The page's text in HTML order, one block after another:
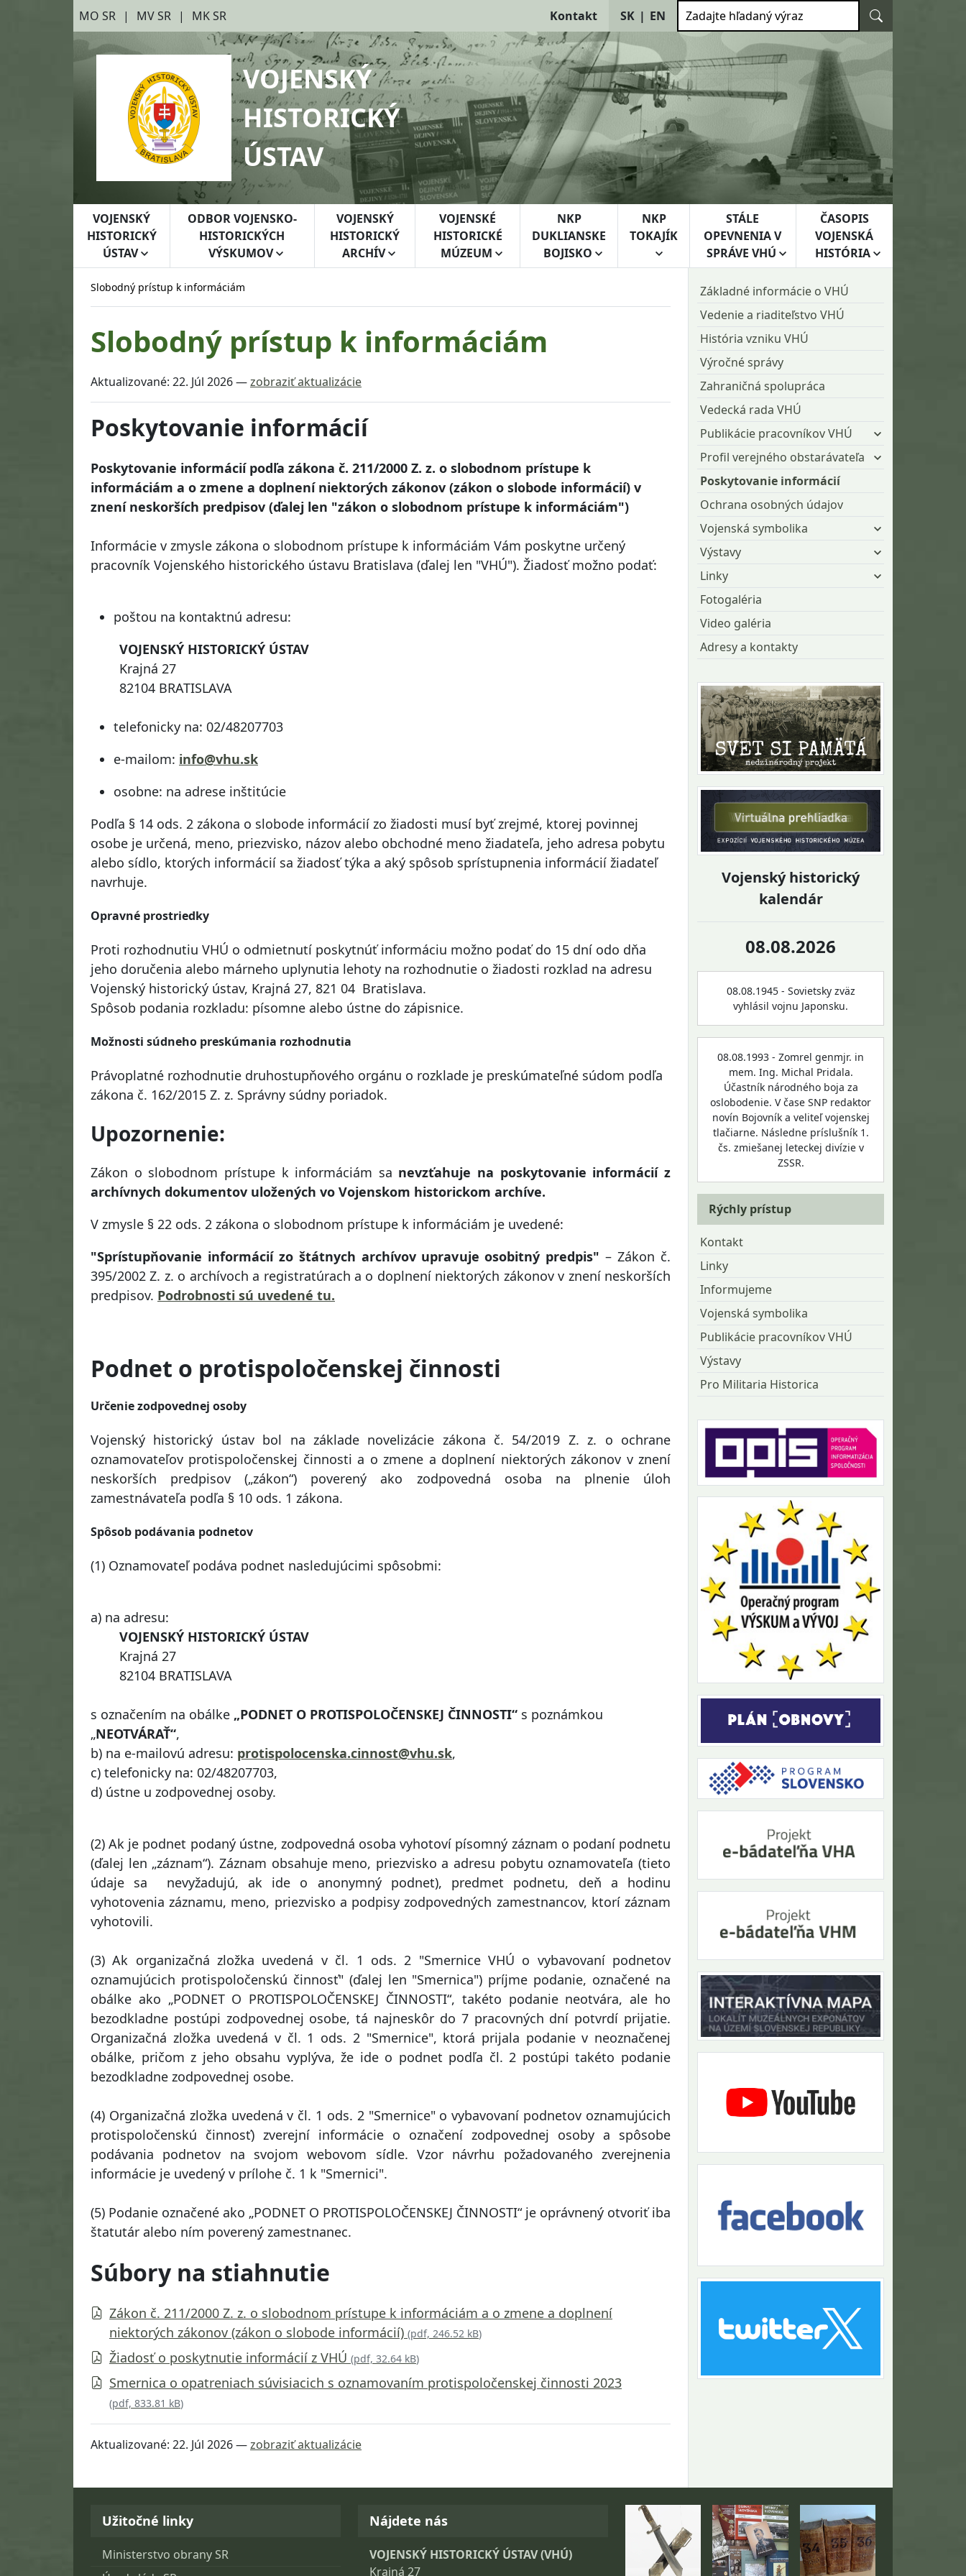
Preskočiť na hlavný obsah
Preskočiť na bočnú lištu
MO SR MV SR MK SR Kontakt SK EN Zadajte hľadaný výraz Vyhľadať
VOJENSKÝ
HISTORICKÝ
ÚSTAV
VOJENSKÝ
HISTORICKÝ
ÚSTAV
ODBOR VOJENSKO-
HISTORICKÝCH
VÝSKUMOV
VOJENSKÝ
HISTORICKÝ
ARCHÍV
VOJENSKÉ
HISTORICKÉ
MÚZEUM
NKP
DUKLIANSKE
BOJISKO
NKP
TOKAJÍK
STÁLE
OPEVNENIA V
SPRÁVE VHÚ
ČASOPIS
VOJENSKÁ
HISTÓRIA
Slobodný prístup k informáciám
Slobodný prístup k informáciám
Aktualizované: 22. Júl 2026—zobraziť aktualizácie
Poskytovanie informácií
Poskytovanie informácií podľa zákona č. 211/2000 Z. z. o slobodnom prístupe k
informáciám a o zmene a doplnení niektorých zákonov (zákon o slobode informácií) v
znení neskorších predpisov (ďalej len "zákon o slobodnom prístupe k informáciám")
Informácie v zmysle zákona o slobodnom prístupe k informáciám Vám poskytne určený
pracovník Vojenského historického ústavu Bratislava (ďalej len "VHÚ"). Žiadosť možno podať:
poštou na kontaktnú adresu:
VOJENSKÝ HISTORICKÝ ÚSTAV
Krajná 27
82104 BRATISLAVA
telefonicky na: 02/48207703
e-mailom: info@vhu.sk
osobne: na adrese inštitúcie
Podľa § 14 ods. 2 zákona o slobode informácií zo žiadosti musí byť zrejmé, ktorej povinnej
osobe je určená, meno, priezvisko, názov alebo obchodné meno žiadateľa, jeho adresa pobytu
alebo sídlo, ktorých informácií sa žiadosť týka a aký spôsob sprístupnenia informácií žiadateľ
navrhuje.
Opravné prostriedky
Proti rozhodnutiu VHÚ o odmietnutí poskytnúť informáciu možno podať do 15 dní odo dňa
jeho doručenia alebo márneho uplynutia lehoty na rozhodnutie o žiadosti rozklad na adresu
Vojenský historický ústav, Krajná 27, 821 04 Bratislava.
Spôsob podania rozkladu: písomne alebo ústne do zápisnice.
Možnosti súdneho preskúmania rozhodnutia
Právoplatné rozhodnutie druhostupňového orgánu o rozklade je preskúmateľné súdom podľa
zákona č. 162/2015 Z. z. Správny súdny poriadok.
Upozornenie:
Zákon o slobodnom prístupe k informáciám sa nevzťahuje na poskytovanie informácií z
archívnych dokumentov uložených vo Vojenskom historickom archíve.
V zmysle § 22 ods. 2 zákona o slobodnom prístupe k informáciám je uvedené:
"Sprístupňovanie informácií zo štátnych archívov upravuje osobitný predpis" – Zákon č.
395/2002 Z. z. o archívoch a registratúrach a o doplnení niektorých zákonov v znení neskorších
predpisov. Podrobnosti sú uvedené tu.
Podnet o protispoločenskej činnosti
Určenie zodpovednej osoby
Vojenský historický ústav bol na základe novelizácie zákona č. 54/2019 Z. z. o ochrane
oznamovateľov protispoločenskej činnosti a o zmene a doplnení niektorých zákonov v znení
neskorších predpisov („zákon“) poverený ako zodpovedná osoba na plnenie úloh
zamestnávateľa podľa § 10 ods. 1 zákona.
Spôsob podávania podnetov
(1) Oznamovateľ podáva podnet nasledujúcimi spôsobmi:
a) na adresu:
VOJENSKÝ HISTORICKÝ ÚSTAV
Krajná 27
82104 BRATISLAVA
s označením na obálke „PODNET O PROTISPOLOČENSKEJ ČINNOSTI“ s poznámkou
„NEOTVÁRAŤ“,
b) na e-mailovú adresu: protispolocenska.cinnost@vhu.sk,
c) telefonicky na: 02/48207703,
d) ústne u zodpovednej osoby.
(2) Ak je podnet podaný ústne, zodpovedná osoba vyhotoví písomný záznam o podaní podnetu
(ďalej len „záznam“). Záznam obsahuje meno, priezvisko a adresu pobytu oznamovateľa (tieto
údaje sa nevyžadujú, ak ide o anonymný podnet), predmet podnetu, deň a hodinu
vyhotovenia záznamu, meno, priezvisko a podpisy zodpovedných zamestnancov, ktorí záznam
vyhotovili.
(3) Ak organizačná zložka uvedená v čl. 1 ods. 2 "Smernice VHÚ o vybavovaní podnetov
oznamujúcich protispoločenskú činnosť" (ďalej len "Smernica") príjme podanie, označené na
obálke ako „PODNET O PROTISPOLOČENSKEJ ČINNOSTI“, takéto podanie neotvára, ale ho
bezodkladne postúpi zodpovednej osobe, tá najneskôr do 7 pracovných dní potvrdí prijatie.
Organizačná zložka uvedená v čl. 1 ods. 2 "Smernice", ktorá prijala podanie v neoznačenej
obálke, pričom z jeho obsahu vyplýva, že ide o podnet podľa čl. 2 postúpi takéto podanie
bezodkladne zodpovednej osobe.
(4) Organizačná zložka uvedená v čl. 1 ods. 2 "Smernice" o vybavovaní podnetov oznamujúcich
protispoločenskú činnosť) zverejní informácie o označení zodpovednej osoby a spôsobe
podávania podnetov na svojom webovom sídle. Vzor návrhu požadovaného zverejnenia
informácie je uvedený v prílohe č. 1 k "Smernici".
(5) Podanie označené ako „PODNET O PROTISPOLOČENSKEJ ČINNOSTI“ je oprávnený otvoriť iba
štatutár alebo ním poverený zamestnanec.
Súbory na stiahnutie
Zákon č. 211/2000 Z. z. o slobodnom prístupe k informáciám a o zmene a doplnení
niektorých zákonov (zákon o slobode informácií) (pdf, 246.52 kB)
Žiadosť o poskytnutie informácií z VHÚ (pdf, 32.64 kB)
Smernica o opatreniach súvisiacich s oznamovaním protispoločenskej činnosti 2023
(pdf, 833.81 kB)
Aktualizované: 22. Júl 2026—zobraziť aktualizácie
Základné informácie o VHÚ
Vedenie a riaditeľstvo VHÚ
História vzniku VHÚ
Výročné správy
Zahraničná spolupráca
Vedecká rada VHÚ
Publikácie pracovníkov VHÚ
Profil verejného obstarávateľa
Poskytovanie informácií
Ochrana osobných údajov
Vojenská symbolika
Výstavy
Linky
Fotogaléria
Video galéria
Adresy a kontakty
Vojenský historický
kalendár
08.08.2026
08.08.1945 - Sovietsky zväz
vyhlásil vojnu Japonsku.
08.08.1993 - Zomrel genmjr. in
mem. Ing. Michal Pridala.
Účastník národného boja za
oslobodenie. V čase SNP redaktor
novín Bojovník a veliteľ vojenskej
tlačiarne. Následne príslušník 1.
čs. zmiešanej leteckej divízie v
ZSSR.
Rýchly prístup
Kontakt
Linky
Informujeme
Vojenská symbolika
Publikácie pracovníkov VHÚ
Výstavy
Pro Militaria Historica
Užitočné linky
Ministerstvo obrany SR
Nájdete nás
VOJENSKÝ HISTORICKÝ ÚSTAV (VHÚ)
Krajná 27
Fotogaléria